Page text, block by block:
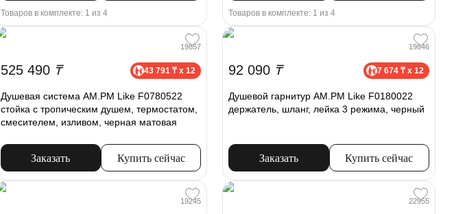
Товаров в комплекте: 1 из 4 Товаров в комплекте: 1 из 4
19857
525 490 ₸ 43 791 ₸ x 12
Душевая система AM.PM Like F0780522
стойка с тропическим душем, термостатом,
смесителем, изливом, черная матовая
Заказать Купить сейчас
19846
92 090 ₸ 7 674 ₸ x 12
Душевой гарнитур AM.PM Like F0180022
держатель, шланг, лейка 3 режима, черный
Заказать Купить сейчас
19245 22955